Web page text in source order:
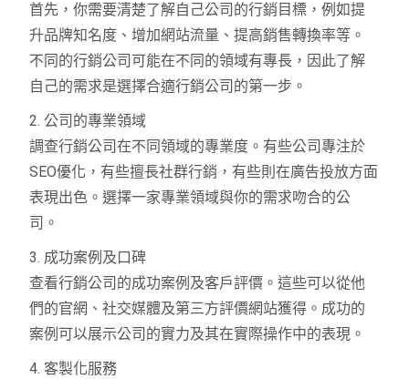
首先，你需要清楚了解自己公司的行銷目標，例如提
升品牌知名度、增加網站流量、提高銷售轉換率等。
不同的行銷公司可能在不同的領域有專長，因此了解
自己的需求是選擇合適行銷公司的第一步。
2. 公司的專業領域
調查行銷公司在不同領域的專業度。有些公司專注於
SEO優化，有些擅長社群行銷，有些則在廣告投放方面
表現出色。選擇一家專業領域與你的需求吻合的公
司。
3. 成功案例及口碑
查看行銷公司的成功案例及客戶評價。這些可以從他
們的官網、社交媒體及第三方評價網站獲得。成功的
案例可以展示公司的實力及其在實際操作中的表現。
4. 客製化服務